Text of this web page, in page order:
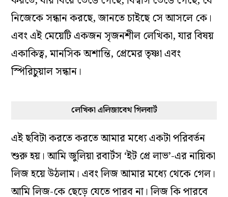
নিজেকে সন্ধান করছে, জানতে চাইছে সে আসলে কে।
এবং এই মেয়েটি একজন সৃজনশীল লেখিকা, যার বিষয়
একাকিত্ব, মানসিক অশান্তি, প্রেমের তৃষ্ণা এবং
স্পিরিচুয়াল সন্ধান।
লেখিকা এলিজাবেথ গিলবার্ট
এই ছবিটা করতে করতে আমার মধ্যে একটা পরিবর্তন
শুরু হয়। আমি জুলিয়া রবার্টস ‘ইট প্রে লাভ’-এর নায়িকা
লিজ হয়ে উঠলাম। এবং লিজ আমার মধ্যে থেকে গেল।
আমি লিজ-কে ছেড়ে যেতে পারব না। লিজ কি পারবে